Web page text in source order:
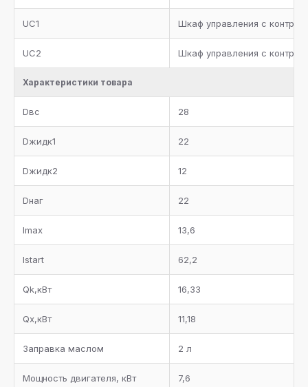
UC1 Шкаф управления с
UC2 Шкаф управления с
Характеристики товара
Dвс 28
Dжидк1 22
Dжидк2 12
Dнаг 22
Imax 13,6
Istart 62,2
Qk,кВт 16,33
Qx,кВт 11,18
Заправка маслом 2 л
Мощность двигателя, кВт 7,6